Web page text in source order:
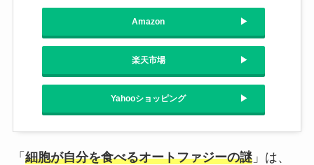
Amazon
楽天市場
Yahooショッピング
「 細胞が自分を食べるオートファジーの謎」は、